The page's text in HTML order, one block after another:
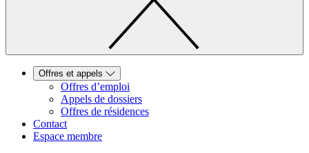
Offres et appels
Offres d’emploi
Appels de dossiers
Offres de résidences
Contact
Espace membre